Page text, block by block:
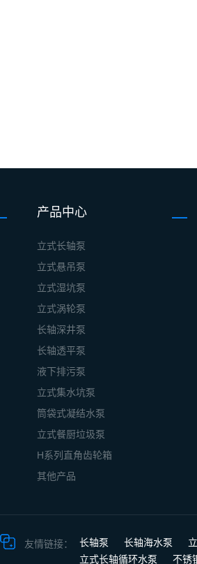
产品中心
立式长轴泵
立式悬吊泵
立式湿坑泵
立式涡轮泵
长轴深井泵
长轴透平泵
液下排污泵
立式集水坑泵
筒袋式凝结水泵
立式餐厨垃圾泵
H系列直角齿轮箱
其他产品
友情链接： 长轴泵 长轴海水泵
立式长轴循环水泵
不锈